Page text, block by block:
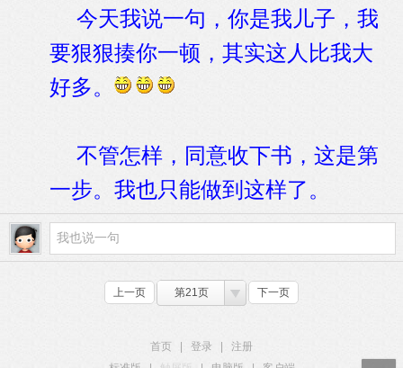
今天我说一句，你是我儿子，我
要狠狠揍你一顿，其实这人比我大
好多。
不管怎样，同意收下书，这是第
一步。我也只能做到这样了。
上一页 第21页 下一页
首页 登录
注册